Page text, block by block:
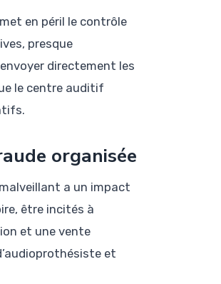
en péril le contrôle
presque
directement les
le centre auditif
organisée
a un impact
être incités à
et une vente
et